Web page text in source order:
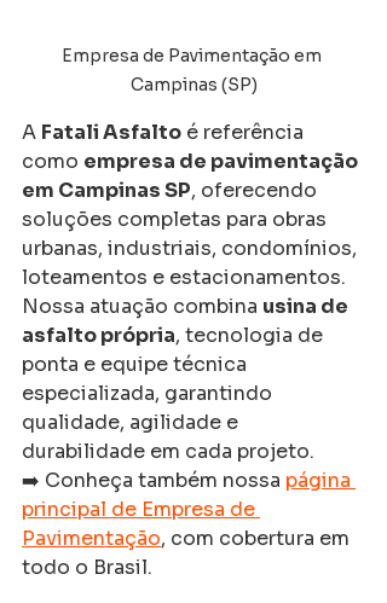
Empresa de Pavimentação em
Campinas (SP)
A Fatali Asfalto é referência
como empresa de pavimentação
em Campinas SP, oferecendo
soluções completas para obras
urbanas, industriais, condomínios,
loteamentos e estacionamentos.
Nossa atuação combina usina de
asfalto própria, tecnologia de
ponta e equipe técnica
especializada, garantindo
qualidade, agilidade e
durabilidade em cada projeto.
➡️ Conheça também nossa página
principal de Empresa de
Pavimentação, com cobertura em
todo o Brasil.